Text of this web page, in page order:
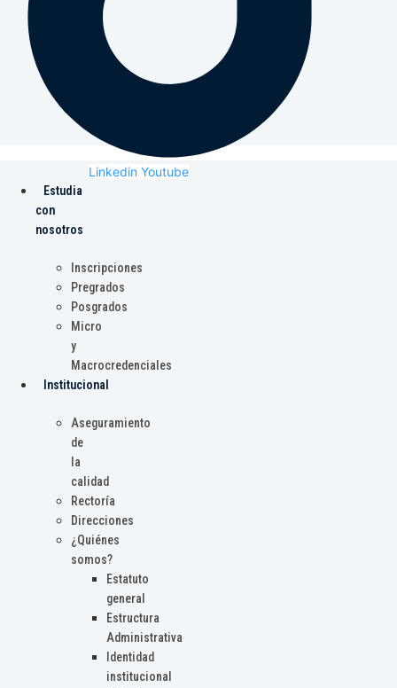
Linkedin Youtube
Estudia
con
nosotros
Inscripciones
Pregrados
Posgrados
Micro
y
Macrocredenciales
Institucional
Aseguramiento
de
la
calidad
Rectoría
Direcciones
¿Quiénes
somos?
Estatuto
general
Estructura
Administrativa
Identidad
institucional